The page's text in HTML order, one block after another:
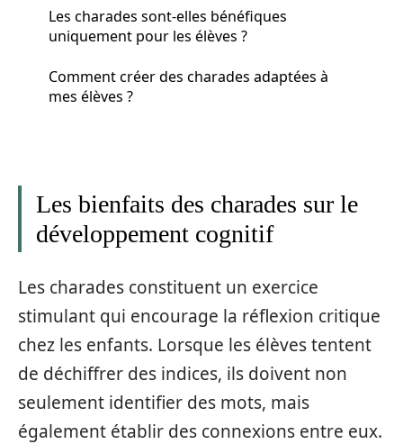
Les charades sont-elles bénéfiques
uniquement pour les élèves ?
Comment créer des charades adaptées à
mes élèves ?
Les bienfaits des charades sur le
développement cognitif
Les charades constituent un exercice
stimulant qui encourage la réflexion critique
chez les enfants. Lorsque les élèves tentent
de déchiffrer des indices, ils doivent non
seulement identifier des mots, mais
également établir des connexions entre eux.